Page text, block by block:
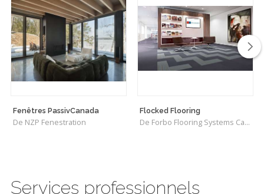
Fenêtres PassivCanada
De NZP Fenestration
Flocked Flooring
De Forbo Flooring Systems Canada
Services professionnels